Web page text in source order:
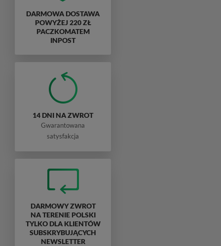
DARMOWA DOSTAWA
POWYŻEJ 220 ZŁ
PACZKOMATEM
INPOST
14 DNI NA ZWROT
Gwarantowana
satysfakcja
DARMOWY ZWROT
NA TERENIE POLSKI
TYLKO DLA KLIENTÓW
SUBSKRYBUJĄCYCH
NEWSLETTER